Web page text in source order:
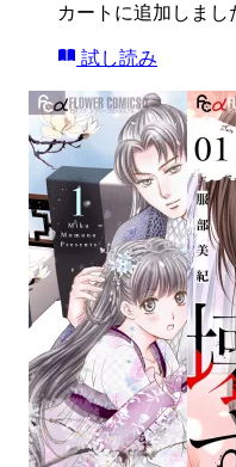
カートに追加しまし
試し読み